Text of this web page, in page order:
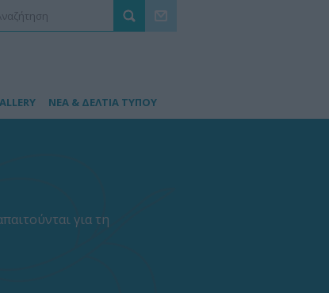
ΝΕΑ & ΔΕΛΤΙΑ ΤΥΠΟΥ
για τη